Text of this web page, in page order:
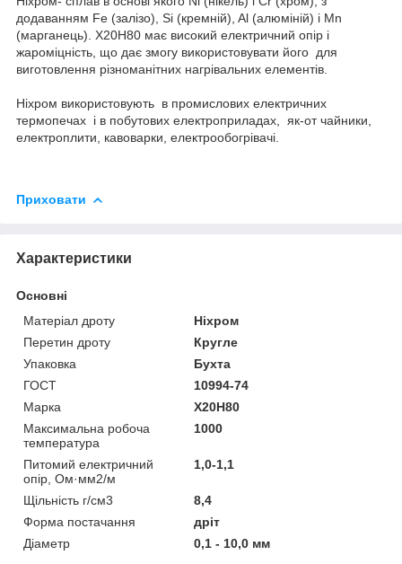
додаванням Fe (залізо), Si (кремній), Al (алюміній) і Mn
(марганець). Х20Н80 має високий електричний опір і
жароміцність, що дає змогу використовувати його для
виготовлення різноманітних нагрівальних елементів.
Ніхром використовують в промислових електричних
термопечах і в побутових електроприладах, як-от чайники,
електроплити, кавоварки, електрообогрівачі.
Приховати
Характеристики
Основні
Матеріал дроту
Ніхром
Перетин дроту
Кругле
Упаковка
Бухта
ГОСТ
10994-74
Марка
Х20Н80
Максимальна робоча
температура
1000
Питомий електричний
опір, Ом·мм2/м
1,0-1,1
Щільність г/см3
8,4
Форма постачання
дріт
Діаметр
0,1 - 10,0 мм